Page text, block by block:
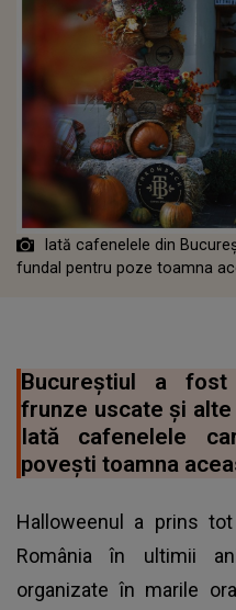
Iată cafenelele din
fundal pentru poze toamna
Bucureștiul a
frunze uscate și
Iată cafenelele
povești toamna
Halloweenul a prins
România în ultimii
organizate în marile